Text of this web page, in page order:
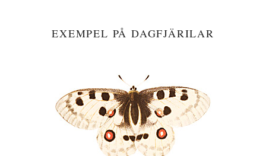
EXEMPEL PÅ DAGFJÄRILAR